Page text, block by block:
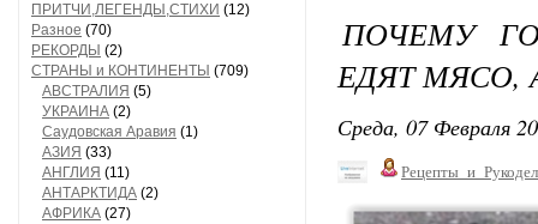
ПРИТЧИ,ЛЕГЕНДЫ,СТИХИ (12)
Разное (70)
РЕКОРДЫ (2)
СТРАНЫ и КОНТИНЕНТЫ (709)
АВСТРАЛИЯ (5)
УКРАИНА (2)
Саудовская Аравия (1)
АЗИЯ (33)
АНГЛИЯ (11)
АНТАРКТИДА (2)
АФРИКА (27)
ПОЧЕМУ
ЕДЯТ МЯСО,
Среда, 07 Февраля